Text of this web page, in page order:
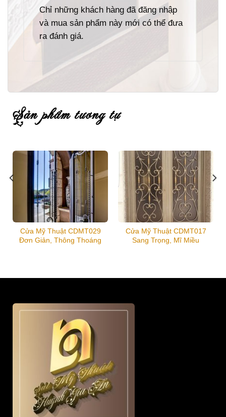
Chỉ những khách hàng đã đăng nhập
và mua sản phẩm này mới có thể đưa
ra đánh giá.
sản phẩm tương tự
Cửa Mỹ Thuật CDMT029
Đơn Giản, Thông Thoáng
Cửa Mỹ Thuật CDMT017
Sang Trọng, Mĩ Miều